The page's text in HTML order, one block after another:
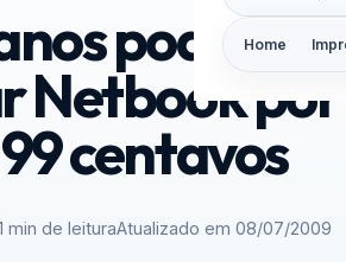
Home
poderão
Netbook por
centavos
min de leituraAtualizado em 08/07/2009